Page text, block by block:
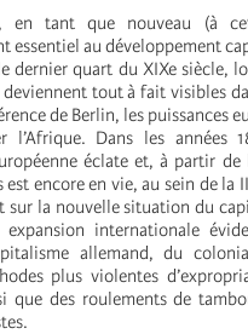
en tant que nouveau (à
essentiel au développement
dernier quart du XIXe siècle,
tout à fait visibles
de Berlin, les puissances
l’Afrique. Dans les années
éclate et, à partir de
est encore en vie, au sein de la
sur la nouvelle situation du
internationale
allemand, du
plus violentes
que des roulements de